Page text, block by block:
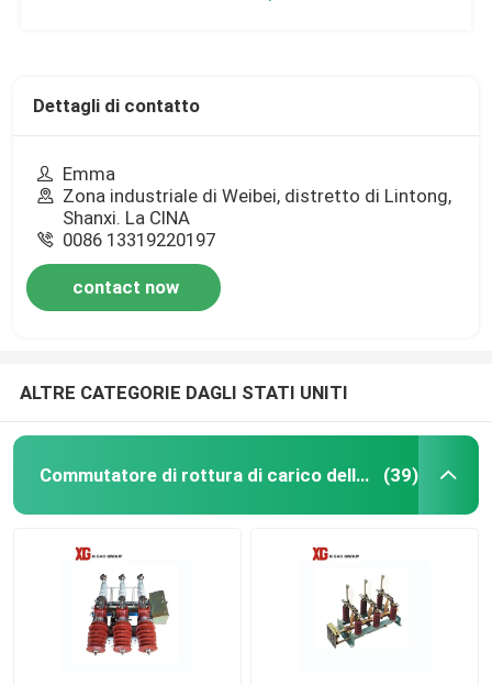
Dettagli di contatto
Emma
Zona industriale di Weibei, distretto di Lintong,
Shanxi. La CINA
0086 13319220197
contact now
ALTRE CATEGORIE DAGLI STATI UNITI
Commutatore di rottura di carico dell'aria (39)